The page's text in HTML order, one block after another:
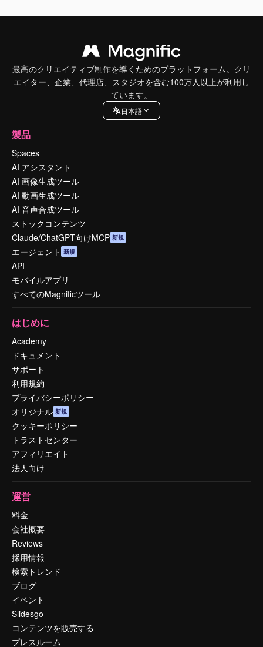
最高のクリエイティブ制作を導くためのプラットフォーム。クリ
エイター、企業、代理店、スタジオを含む100万人以上が利用し
ています。
日本語
製品
Spaces
AI アシスタント
AI 画像生成ツール
AI 動画生成ツール
AI 音声合成ツール
ストックコンテンツ
Claude/ChatGPT向けMCP 新規
エージェント 新規
API
モバイルアプリ
すべてのMagnificツール
はじめに
Academy
ドキュメント
サポート
利用規約
プライバシーポリシー
オリジナル 新規
クッキーポリシー
トラストセンター
アフィリエイト
法人向け
運営
料金
会社概要
Reviews
採用情報
検索トレンド
ブログ
イベント
Slidesgo
コンテンツを販売する
プレスルーム